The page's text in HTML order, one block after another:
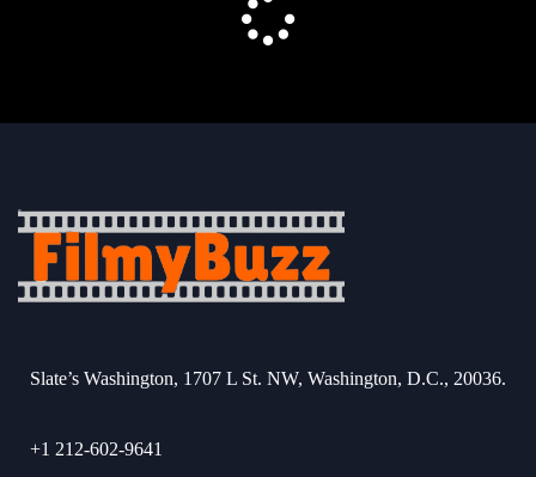
Slate’s Washington, 1707 L St. NW, Washington, D.C., 20036.
+1 212-602-9641